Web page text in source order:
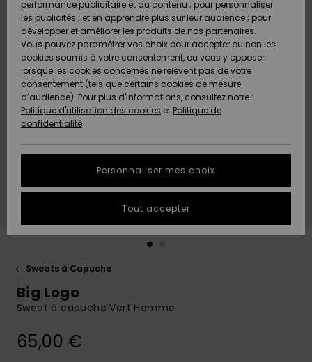
Snow
Nouveautés
A
Découvrir
Snow
Nouveautés
A
Découvrir
Communauté
Femme
A
Découvrir
Communauté
OUTLET
AIDE &
CONTACT
Carte
Cadeau
Quiksilver
Freedom
Protection
des
tailles
conversation
obtenir la
à votre
MAGASINS
QUIKSILVER
Sweats à Capuche
Big Logo
Sweat à capuche Vert Homme
65,00 €
performance publicitaire et du contenu ; pour personnaliser
les publicités ; et en apprendre plus sur leur audience ; pour
développer et améliorer les produits de nos partenaires.
Vous pouvez paramétrer vos choix pour accepter ou non les
cookies soumis à votre consentement, ou vous y opposer
lorsque les cookies concernés ne relèvent pas de votre
consentement (tels que certains cookies de mesure
d’audience). Pour plus d'informations, consultez notre :
Politique d'utilisation des cookies et Politique de
confidentialité
Personnaliser mes choix
Tout accepter